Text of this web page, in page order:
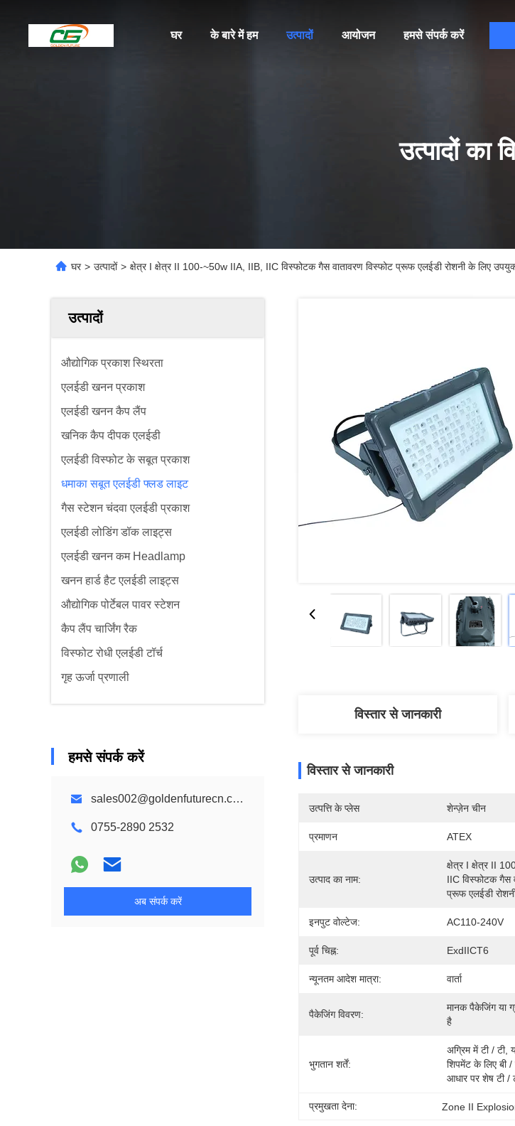
घर के बारे में हम उत्पादों आयोजन हमसे संपर्क करें
उत्पादों का
घर > उत्पादों > क्षेत्र I क्षेत्र II 100-~50w IIA, IIB, IIC विस्फोटक गैस वातावरण विस्फोट प्रूफ एलईडी रोशनी के लिए
उत्पादों
औद्योगिक प्रकाश स्थिरता
एलईडी खनन प्रकाश
एलईडी खनन कैप लैंप
खनिक कैप दीपक एलईडी
एलईडी विस्फोट के सबूत प्रकाश
धमाका सबूत एलईडी फ्लड लाइट
गैस स्टेशन चंदवा एलईडी प्रकाश
एलईडी लोडिंग डॉक लाइट्स
एलईडी खनन कम Headlamp
खनन हार्ड हैट एलईडी लाइट्स
औद्योगिक पोर्टेबल पावर स्टेशन
कैप लैंप चार्जिंग रैक
विस्फोट रोधी एलईडी टॉर्च
गृह ऊर्जा प्रणाली
हमसे संपर्क करें
sales002@goldenfuturecn.com
0755-2890 2532
अब संपर्क करें
विस्तार से जानकारी
विस्तार से जानकारी
उत्पत्ति के प्लेस शेन्ज़ेन चीन
प्रमाणन ATEX
उत्पाद का नाम:
क्षेत्र I क्षेत्र II
IIC विस्फोटक गैस
प्रूफ एलईडी
इनपुट वोल्टेज: AC110-240V
पूर्व चिह्न: ExdIICT6
न्यूनतम आदेश मात्रा: वार्ता
पैकेजिंग विवरण:
मानक पैकेजिंग या
है
भुगतान शर्तें:
अग्रिम में टी / टी,
शिपमेंट के लिए बी /
आधार पर शेष टी /
प्रमुखता देना: Zone II